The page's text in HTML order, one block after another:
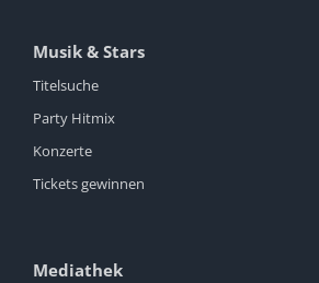
Musik & Stars
Titelsuche
Party Hitmix
Konzerte
Tickets gewinnen
Mediathek